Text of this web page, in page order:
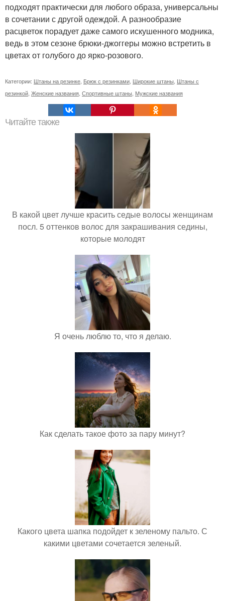
подходят практически для любого образа, универсальны
в сочетании с другой одеждой. А разнообразие
расцветок порадует даже самого искушенного модника,
ведь в этом сезоне брюки-джоггеры можно встретить в
цветах от голубого до ярко-розового.
Категории: Штаны на резинке Брюк с резинками Широкие штаны Штаны с
резинкой Женские названия Спортивные штаны Мужские названия
Читайте также
В какой цвет лучше красить седые волосы женщинам
посл. 5 оттенков волос для закрашивания седины,
которые молодят
Я очень люблю то, что я делаю.
Как сделать такое фото за пару минут?
Какого цвета шапка подойдет к зеленому пальто. С
какими цветами сочетается зеленый.